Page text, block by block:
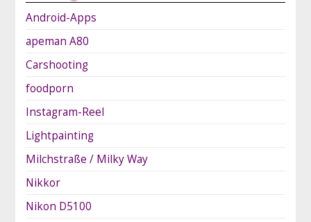
Android-Apps
apeman A80
Carshooting
foodporn
Instagram-Reel
Lightpainting
Milchstraße / Milky Way
Nikkor
Nikon D5100